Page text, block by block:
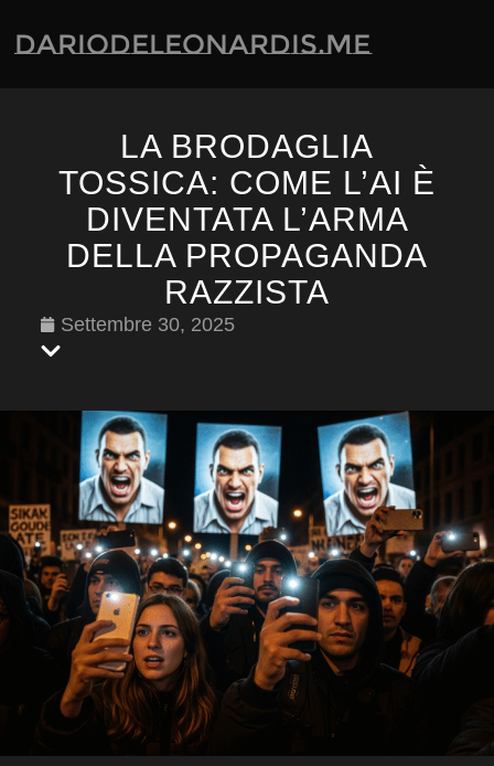
dariodeleonardis.me
LA BRODAGLIA
TOSSICA: COME L’AI È
DIVENTATA L’ARMA
DELLA PROPAGANDA
RAZZISTA
Settembre 30, 2025